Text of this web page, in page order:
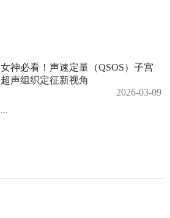
女神必看！声速定量（QSOS）子宫
超声组织定征新视角
2026-03-09
...